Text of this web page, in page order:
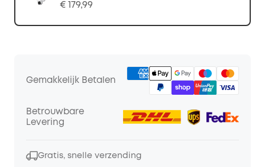
€ 179,99
Gemakkelijk Betalen
Betrouwbare
Levering
Gratis, snelle verzending